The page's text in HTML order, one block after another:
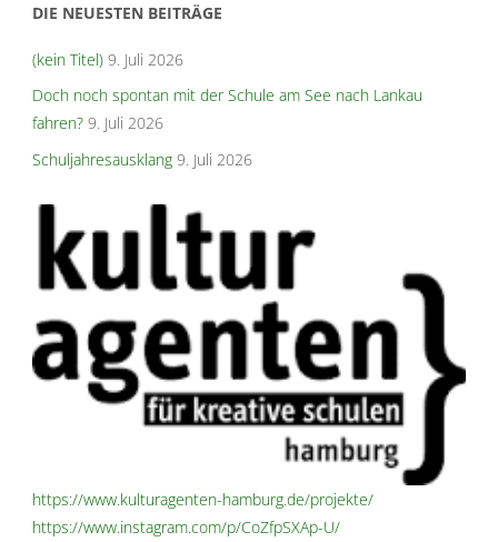
DIE NEUESTEN BEITRÄGE
(kein Titel) 9. Juli 2026
Doch noch spontan mit der Schule am See nach Lankau
fahren? 9. Juli 2026
Schuljahresausklang 9. Juli 2026
https://www.kulturagenten-hamburg.de/projekte/
https://www.instagram.com/p/CoZfpSXAp-U/